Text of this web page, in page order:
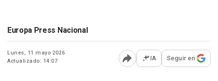
Europa Press Nacional
Lunes, 11 mayo 2026
Actualizado: 14:07
Abrir opciones para
IA Seguir en